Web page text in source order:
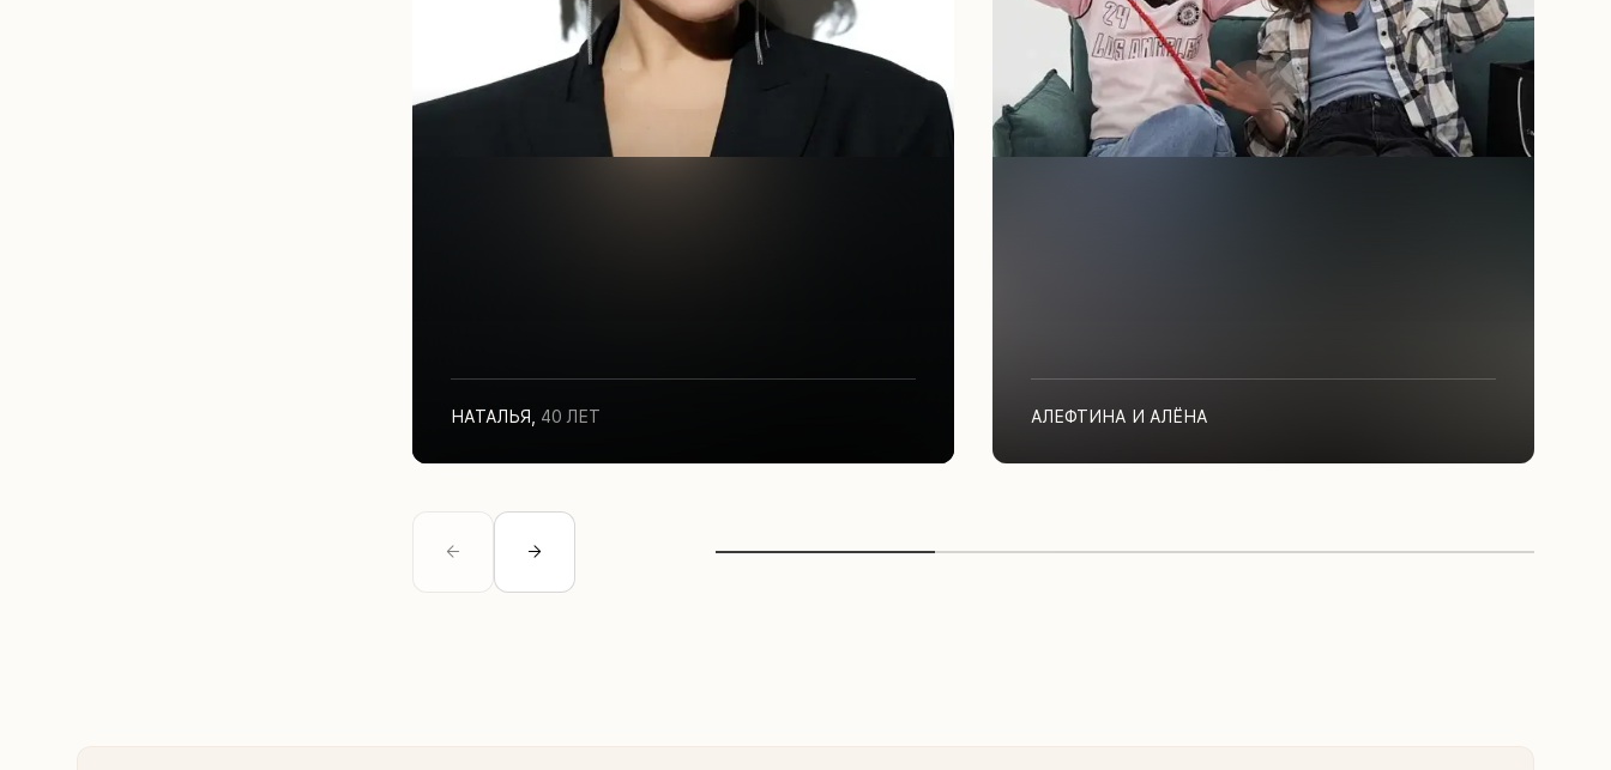
НАТАЛЬЯ 40 ЛЕТ АЛЕФТИНА И АЛЁНА